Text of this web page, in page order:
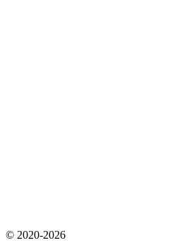
© 2020-2026